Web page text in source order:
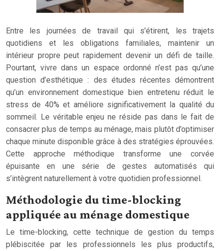
Entre les journées de travail qui s’étirent, les trajets
quotidiens et les obligations familiales, maintenir un
intérieur propre peut rapidement devenir un défi de taille.
Pourtant, vivre dans un espace ordonné n’est pas qu’une
question d’esthétique : des études récentes démontrent
qu’un environnement domestique bien entretenu réduit le
stress de 40% et améliore significativement la qualité du
sommeil. Le véritable enjeu ne réside pas dans le fait de
consacrer plus de temps au ménage, mais plutôt d’optimiser
chaque minute disponible grâce à des stratégies éprouvées.
Cette approche méthodique transforme une corvée
épuisante en une série de gestes automatisés qui
s’intègrent naturellement à votre quotidien professionnel.
Méthodologie du time-blocking
appliquée au ménage domestique
Le time-blocking, cette technique de gestion du temps
plébiscitée par les professionnels les plus productifs,